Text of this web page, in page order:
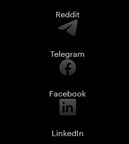
Reddit
Telegram
Facebook
LinkedIn